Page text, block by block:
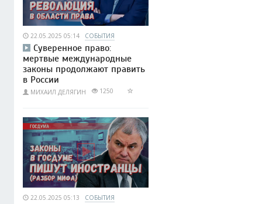
22.05.2025 05:14 СОБЫТИЯ
Суверенное право:
мертвые международные
законы продолжают править
в России
МИХАИЛ ДЕЛЯГИН 1250
22.05.2025 05:13 СОБЫТИЯ